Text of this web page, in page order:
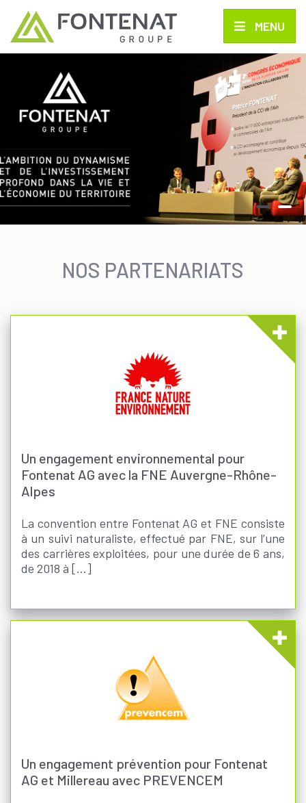
MENU
NOS PARTENARIATS
Un engagement environnemental pour
Fontenat AG avec la FNE Auvergne-Rhône-
Alpes
La convention entre Fontenat AG et FNE consiste
à un suivi naturaliste, effectué par FNE, sur l’une
des carrières exploitées, pour une durée de 6 ans,
de 2018 à [...]
Un engagement prévention pour Fontenat
AG et Millereau avec PREVENCEM